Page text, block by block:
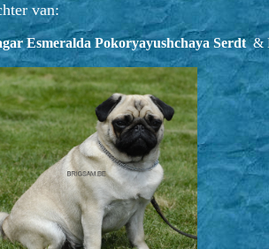
van:
Esmeralda Pokoryayushchaya Serdt&